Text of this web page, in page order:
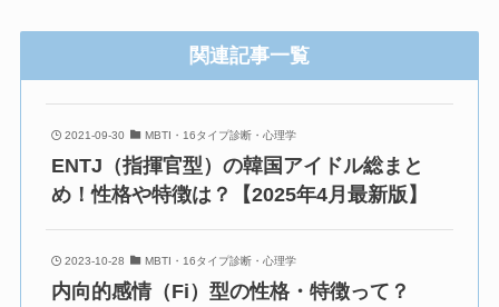
関連記事一覧
2021-09-30 MBTI・16タイプ診断・心理学
ENTJ（指揮官型）の韓国アイドル総まと
め！性格や特徴は？【2025年4月最新版】
2023-10-28 MBTI・16タイプ診断・心理学
内向的感情（Fi）型の性格・特徴って？